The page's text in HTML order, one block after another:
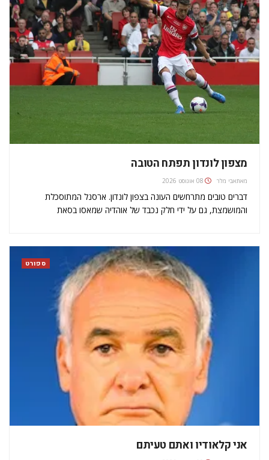
מצפון לונדון תפתח הטובה
מאתאבי מלר 08 אוגוסט 2026
דברים טובים מתרחשים העונה בצפון לונדון. ארסנל המתוסכלת
והמושמצת, גם על ידי חלק נכבד של אוהדיה שמאסו בסאת
התותחנים,…
ספורט
אני קלאודיו ואתם טעיתם